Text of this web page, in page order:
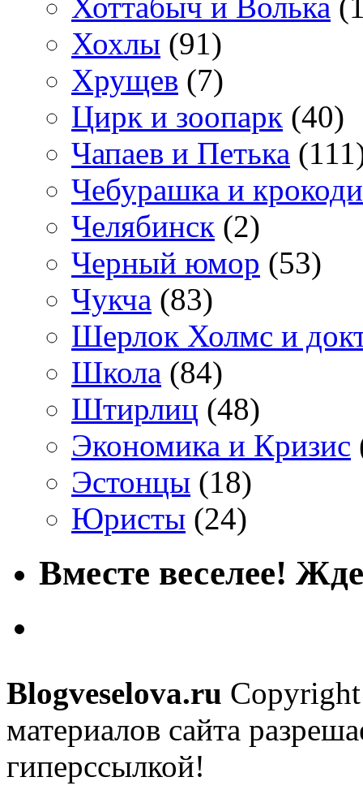
Хохлы (91)
Хрущев (7)
Цирк и зоопарк (40)
Чапаев и Петька
Чебурашка и
Челябинск (2)
Черный юмор (53)
Чукча (83)
Шерлок Холмс и
Школа (84)
Штирлиц (48)
Экономика и Кризис
Эстонцы (18)
Юристы (24)
Вместе веселее!
Blogveselova.ru
материалов сайта
гиперссылкой!